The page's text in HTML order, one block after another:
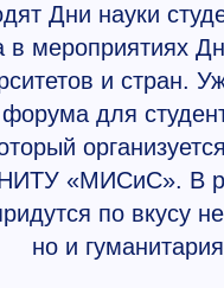
Дни науки
мероприятиях
и стран.
для
НИТУ «МИСиС». В
по вкусу
но и